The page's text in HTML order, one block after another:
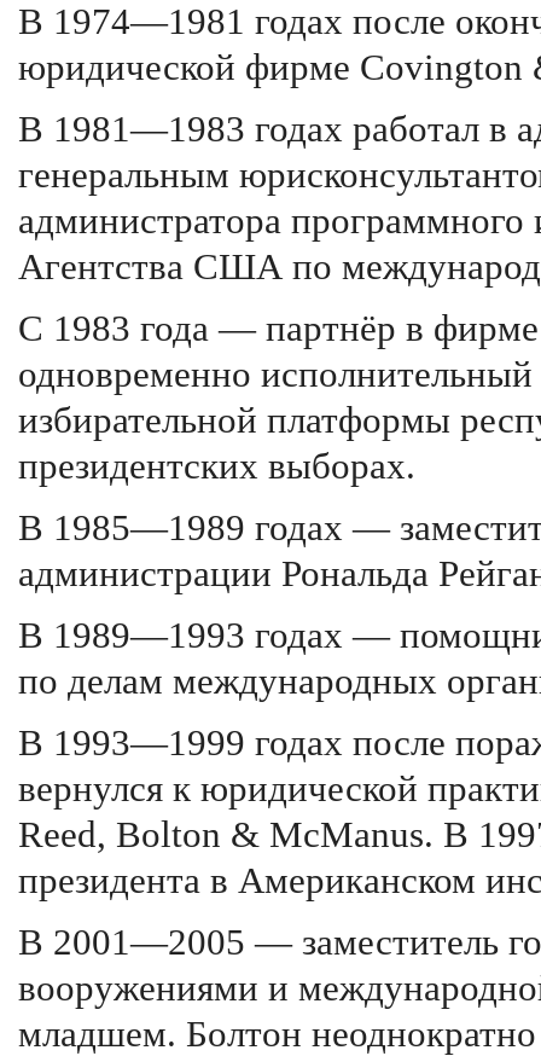
В 1974—1981 годах после
юридической фирме
В 1981—1983 годах работал в
генеральным
администратора программного
Агентства США по
С 1983 года — партнёр в
одновременно
избирательной платформы
президентских выборах.
В 1985—1989 годах —
администрации Рональда
В 1989—1993 годах —
по делам международных
В 1993—1999 годах после
вернулся к юридической
Reed, Bolton & McManus. В
президента в Американском
В 2001—2005 — заместитель
вооружениями и
младшем. Болтон